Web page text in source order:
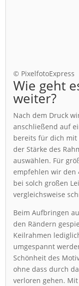
© PixelfotoExpress
Wie geht
weiter?
Nach dem Druck
anschließend auf
bereits für dich mit
der Stärke des
auswählen. Für
empfehlen wir den
bei solch großen
vergleichsweise
Beim Aufbringen
den Rändern
Keilrahmen
umgespannt
Schönheit des
ohne dass durch
verloren gehen.